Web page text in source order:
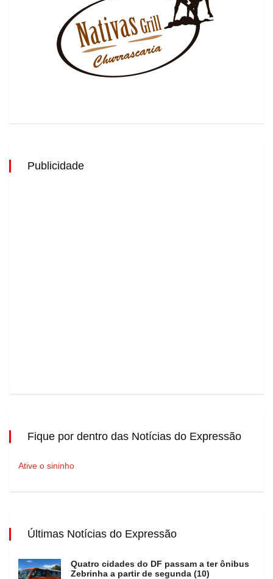
Publicidade
Fique por dentro das Notícias do Expressão
Ative o sininho
Últimas Notícias do Expressão
Quatro cidades do DF passam a ter ônibus
Zebrinha a partir de segunda (10)